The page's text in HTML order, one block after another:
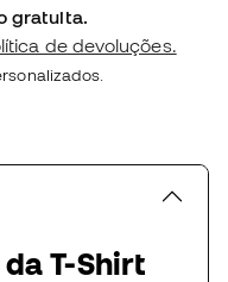
gratuita.
de devoluções.
T-Shirt